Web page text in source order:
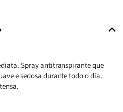
Spray antitranspirante que
e sedosa durante todo o dia.